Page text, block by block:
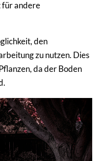
für andere
den
zu nutzen. Dies
da der Boden